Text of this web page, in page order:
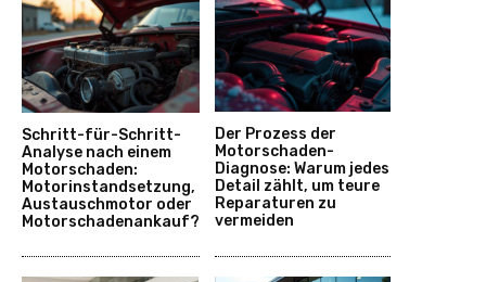
Schritt-für-Schritt-
Analyse nach einem
Motorschaden:
Motorinstandsetzung,
Austauschmotor oder
Motorschadenankauf?
Der Prozess der
Motorschaden-
Diagnose: Warum jedes
Detail zählt, um teure
Reparaturen zu
vermeiden